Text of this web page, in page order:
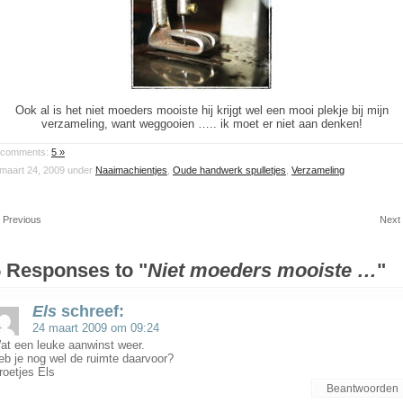
Ook al is het niet moeders mooiste hij krijgt wel een mooi plekje bij mijn
verzameling, want weggooien ….. ik moet er niet aan denken!
comments: 5 »
maart 24, 2009 under Naaimachientjes Oude handwerk spulletjes Verzameling
Previous Next
Responses to "Niet moeders mooiste …"
Els schreef:
24 maart 2009 om 09:24
een leuke aanwinst weer.
je nog wel de ruimte daarvoor?
Els
Beantwoorden